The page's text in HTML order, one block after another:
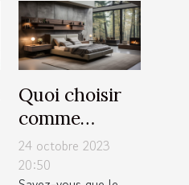
Quoi choisir
comme
luminaires
pour sa
24 octobre 2023
20:50